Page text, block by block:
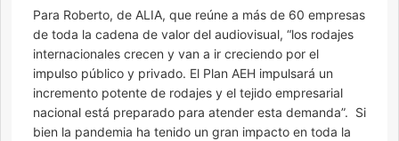
Para Roberto, de ALIA, que reúne a más de 60 empresas
de toda la cadena de valor del audiovisual, “los rodajes
internacionales crecen y van a ir creciendo por el
impulso público y privado. El Plan AEH impulsará un
incremento potente de rodajes y el tejido empresarial
nacional está preparado para atender esta demanda”. Si
bien la pandemia ha tenido un gran impacto en toda la